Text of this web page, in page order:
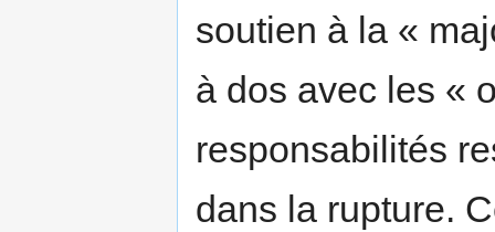
soutien à la «
à dos avec les «
responsabilités
dans la rupture.